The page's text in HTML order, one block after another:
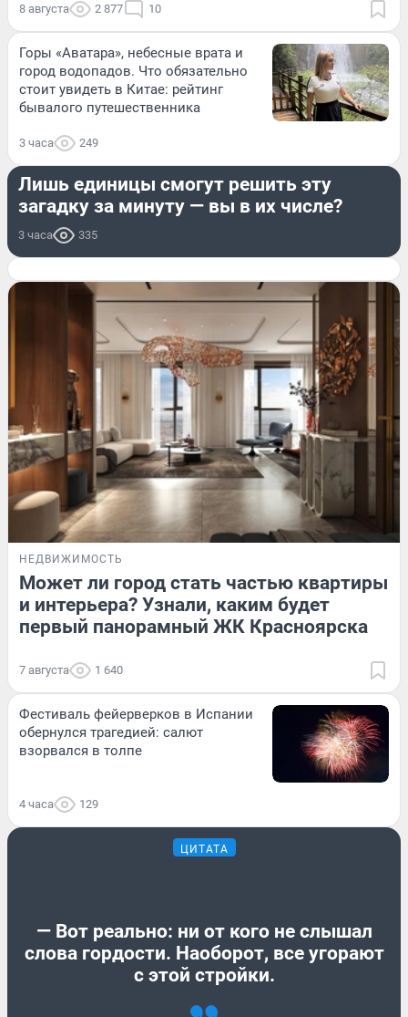
8 августа 2 877 10
Горы «Аватара», небесные врата и
город водопадов. Что обязательно
стоит увидеть в Китае: рейтинг
бывалого путешественника
3 часа 249
РАЗВЛЕЧЕНИЯ
Лишь единицы смогут решить эту
загадку за минуту — вы в их числе?
3 часа 335
НЕДВИЖИМОСТЬ
Может ли город стать частью квартиры
и интерьера? Узнали, каким будет
первый панорамный ЖК Красноярска
7 августа 1 640
Фестиваль фейерверков в Испании
обернулся трагедией: салют
взорвался в толпе
4 часа 129
ЦИТАТА
— Вот реально: ни от кого не слышал
слова гордости. Наоборот, все угорают
с этой стройки.